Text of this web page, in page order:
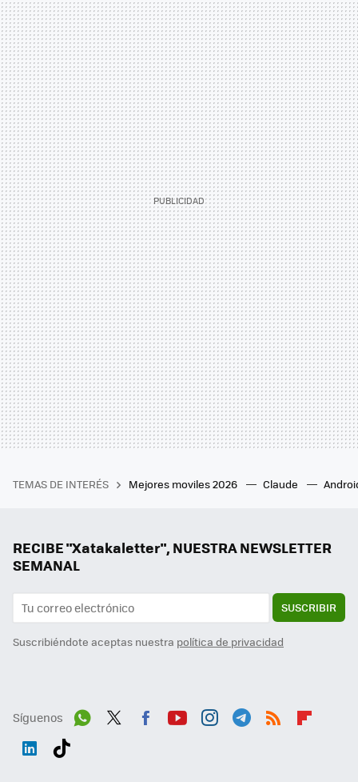
TEMAS DE INTERÉS Mejores moviles 2026 Claude
RECIBE "Xatakaletter", NUESTRA NEWSLETTER
SEMANAL
SUSCRIBIR
Suscribiéndote aceptas nuestra política de privacidad
Síguenos